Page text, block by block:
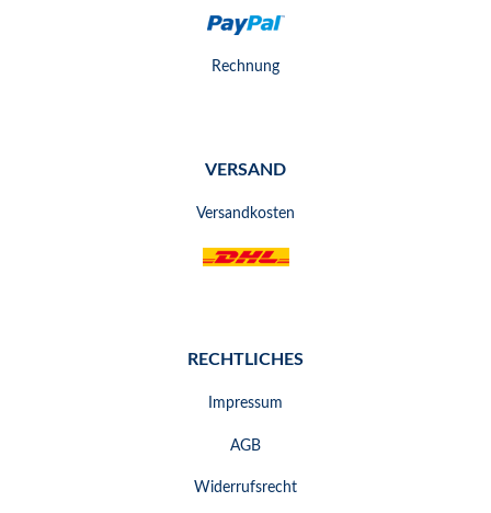
Rechnung
VERSAND
Versandkosten
RECHTLICHES
Impressum
AGB
Widerrufsrecht